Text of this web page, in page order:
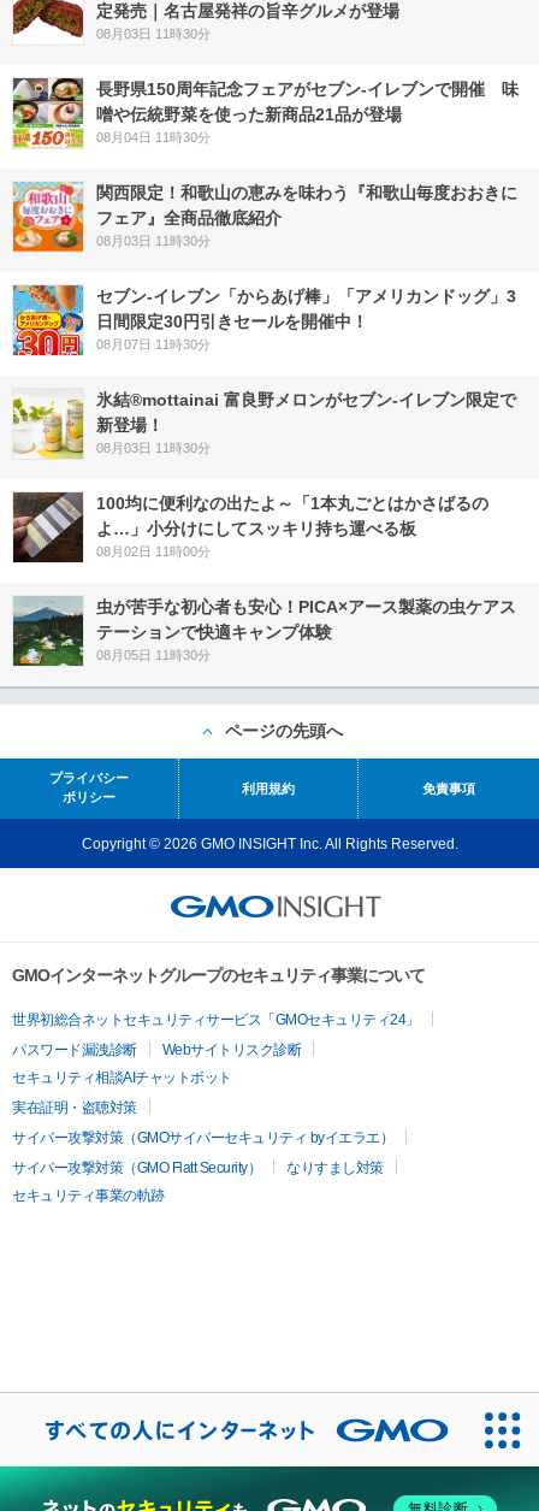
定発売｜名古屋発祥の旨辛グルメが登場
08月03日 11時30分
長野県150周年記念フェアがセブン-イレブンで開催 味
噌や伝統野菜を使った新商品21品が登場
08月04日 11時30分
関西限定！和歌山の恵みを味わう『和歌山毎度おおきに
フェア』全商品徹底紹介
08月03日 11時30分
セブン‐イレブン「からあげ棒」「アメリカンドッグ」3
日間限定30円引きセールを開催中！
08月07日 11時30分
氷結®mottainai 富良野メロンがセブン‐イレブン限定で
新登場！
08月03日 11時30分
100均に便利なの出たよ～「1本丸ごとはかさばるの
よ…」小分けにしてスッキリ持ち運べる板
08月02日 11時00分
虫が苦手な初心者も安心！PICA×アース製薬の虫ケアス
テーションで快適キャンプ体験
08月05日 11時30分
ページの先頭へ
プライバシー
ポリシー
利用規約 免責事項
Copyright © 2026 GMO INSIGHT Inc. All Rights Reserved.
GMOインターネットグループのセキュリティ事業について
世界初総合ネットセキュリティサービス「GMOセキュリティ24」
パスワード漏洩診断
Webサイトリスク診断
セキュリティ相談AIチャットボット
実在証明・盗聴対策
サイバー攻撃対策（GMOサイバーセキュリティ byイエラエ）
サイバー攻撃対策（GMO Flatt Security）
なりすまし対策
セキュリティ事業の軌跡